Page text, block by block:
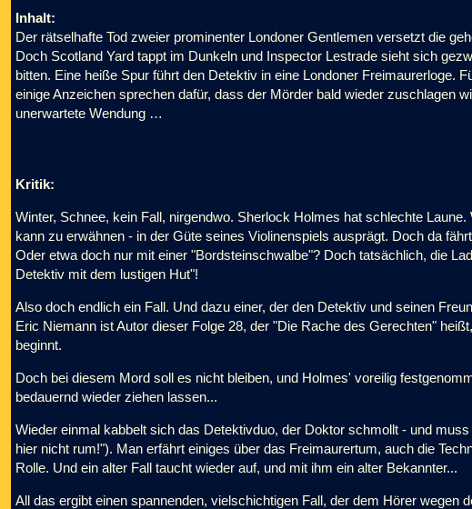
Inhalt:
Der rätselhafte Tod zweier prominenter Londoner Gentlemen versetzt die
Doch Scotland Yard tappt im Dunkeln und Inspector Lestrade sieht sich
bitten. Eine heiße Spur führt den Detektiv in eine Londoner Freimaurerloge.
einige Anzeichen sprechen dafür, dass der Mörder bald wieder zuschlagen
unerwartete Wendung …
Kritik:
Winter, Schnee, kein Fall, nirgendwo. Sherlock Holmes hat schlechte
kann zu erwähnen - in der Güte seines Violinenspiels ausprägt. Doch da
Oder etwa doch nur mit einer "Bordsteinschwalbe"? Doch tatsächlich, die
Detektiv mit dem lustigen Hut"!
Also doch endlich ein Fall. Und dazu einer, der den Detektiv und seinen
Eric Niemann ist Autor dieser Folge 28, der "Die Rache des Gerechten"
beginnt.
Doch bei diesem Mord soll es nicht bleiben, und Holmes' voreilig
bedauernd wieder ziehen lassen...
Wieder einmal kabbelt sich das Detektivduo, der Doktor schmollt - und
hier nicht rum!"). Man erfährt einiges über das Freimaurertum, auch die
Rolle. Und ein alter Fall taucht wieder auf, und mit ihm ein alter Bekannter...
All das ergibt einen spannenden, vielschichtigen Fall, der dem Hörer wegen